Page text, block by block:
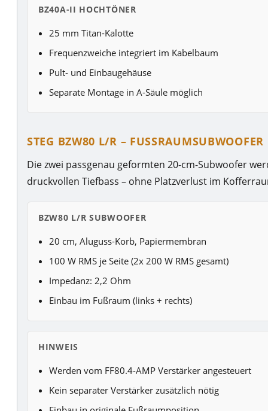
BZ40A-II HOCHTÖNER
25 mm Titan-Kalotte
Frequenzweiche integriert im Kabelbaum
Pult- und Einbaugehäuse
Separate Montage in A-Säule möglich
STEG BZW80 L/R – FUSSRAUMSUBWOOFER
Die zwei passgenau geformten 20-cm-Subwoofer
druckvollen Tiefbass – ohne Platzverlust im
BZW80 L/R SUBWOOFER
20 cm, Aluguss-Korb, Papiermembran
100 W RMS je Seite (2x 200 W RMS gesamt)
Impedanz: 2,2 Ohm
Einbau im Fußraum (links + rechts)
HINWEIS
Werden vom FF80.4-AMP Verstärker angesteuert
Kein separater Verstärker zusätzlich nötig